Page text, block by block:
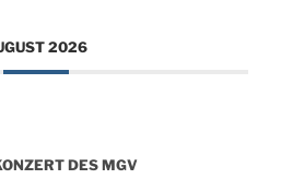
2026
DES MGV